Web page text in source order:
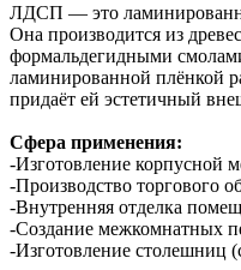
ЛДСП — это
Она производится из
формальдегидными
ламинированной плёнкой
придаёт ей эстетичный
Сфера применения:
-Изготовление корпусной
-Производство торгового
-Внутренняя отделка
-Создание межкомнатных
-Изготовление столешниц